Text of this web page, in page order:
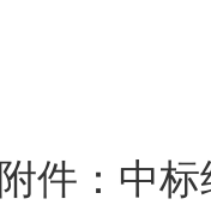
附件：中